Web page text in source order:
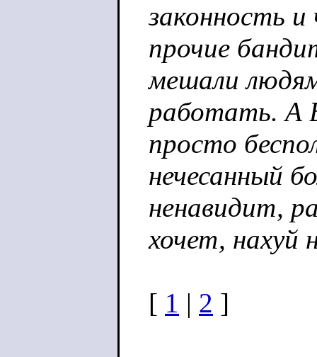
законность
прочие
мешали
работать. А
просто
нечесанный
ненавидит,
хочет, нахуй
[ 1 | 2 ]